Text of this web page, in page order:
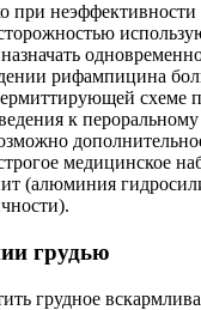
при
рифампицина
схеме
к
медицинское
грудью
грудное